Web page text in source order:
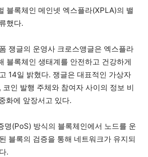
블록체인 메인넷 엑스플라(XPLA)의 밸
했다.
쟁글의 운영사 크로스앵글은 엑스플라
블록체인 생태계를 안전하고 건강하게
14일 밝혔다. 쟁글은 대표적인 가상자
인 발행 주체와 참여자 사이의 정보 비
화에 앞장서고 있다.
명(PoS) 방식의 블록체인에서 노드를 운
블록의 검증을 통해 네트워크가 유지되
.